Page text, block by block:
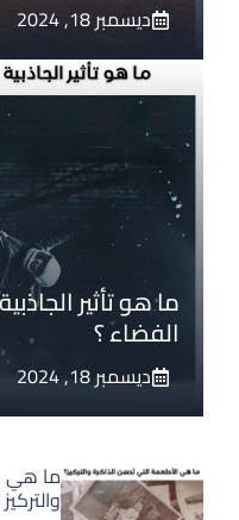
ديسمبر 18, 2024
ما هو تأثير
الفضاء ؟
ديسمبر 18, 2024
ما هي